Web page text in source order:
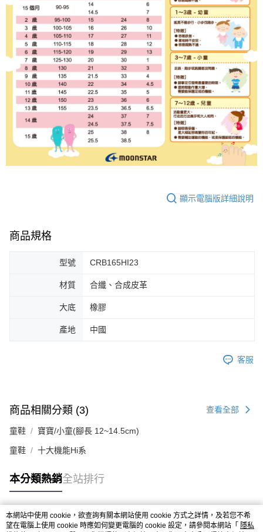
顯示電腦版詳細說明
商品規格
型號 CRB165HI23
材質 合纖、合成皮革
大底 橡膠
產地 中國
客服
商品相關分類 (3) 查看全部
童鞋 寶寶/小童(腳長 12~14.5cm)
童鞋 十大機能Hi系
本分類熱銷全站排行
熱門標籤
本網站中使用 cookie，欲查詢有關本網站使用 cookie 方式之詳情，及若您不希
望在電腦上使用 cookie 時應如何變更電腦的 cookie 設定，請參閱本網站「 隱私